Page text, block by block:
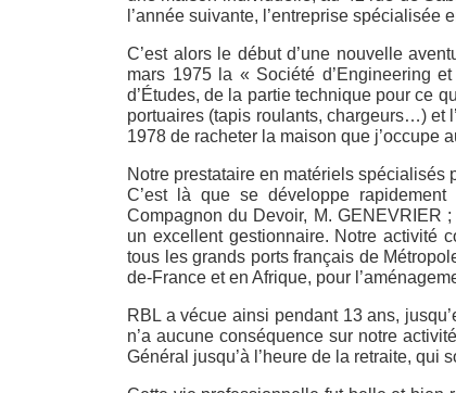
l’année suivante, l’entreprise
C’est alors le début d’une nouvelle
mars 1975 la « Société d’Engineering
d’Études, de la partie technique pour ce
portuaires (tapis roulants, chargeurs…) et
1978 de racheter la maison que j’occupe
Notre prestataire en matériels spécialisés
C’est là que se développe
Compagnon du Devoir, M. GENEVRIER
un excellent gestionnaire. Notre activité
tous les grands ports français de
de-France et en Afrique, pour
RBL a vécue ainsi pendant 13 ans,
n’a aucune conséquence sur notre
Général jusqu’à l’heure de la retraite, qui